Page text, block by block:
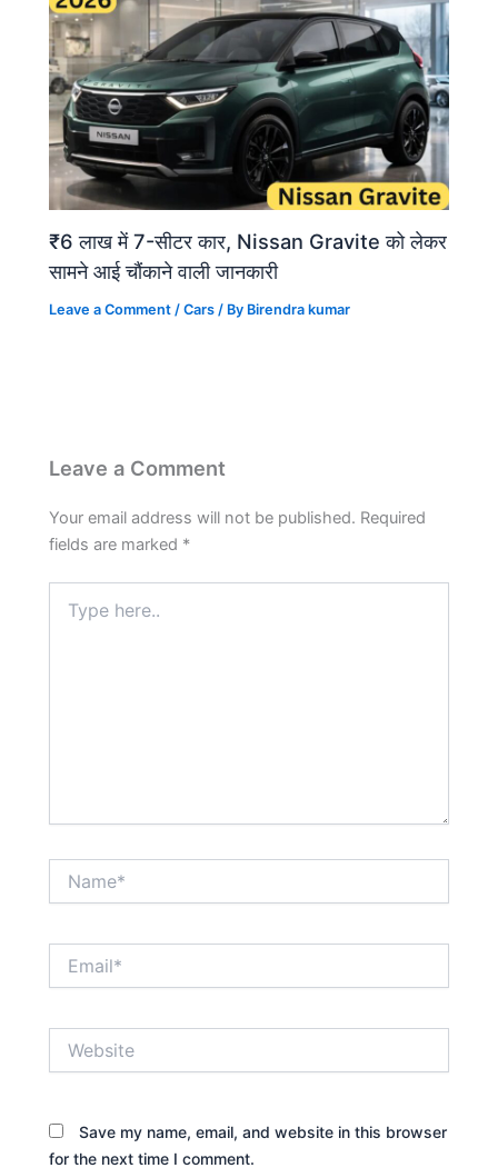
₹6 लाख में 7-सीटर कार, Nissan Gravite को लेकर
सामने आई चौंकाने वाली जानकारी
Leave a Comment /Cars / By Birendra kumar
Leave a Comment
Your email address will not be published. Required
fields are marked *
here..
Save my name, email, and website in this browser
for the next time I comment.